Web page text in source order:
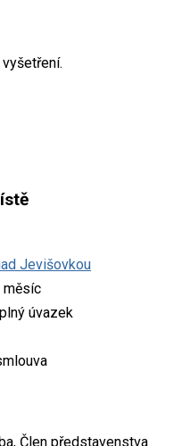
Jevišovkou
měsíc
úvazek
Člen představenstva